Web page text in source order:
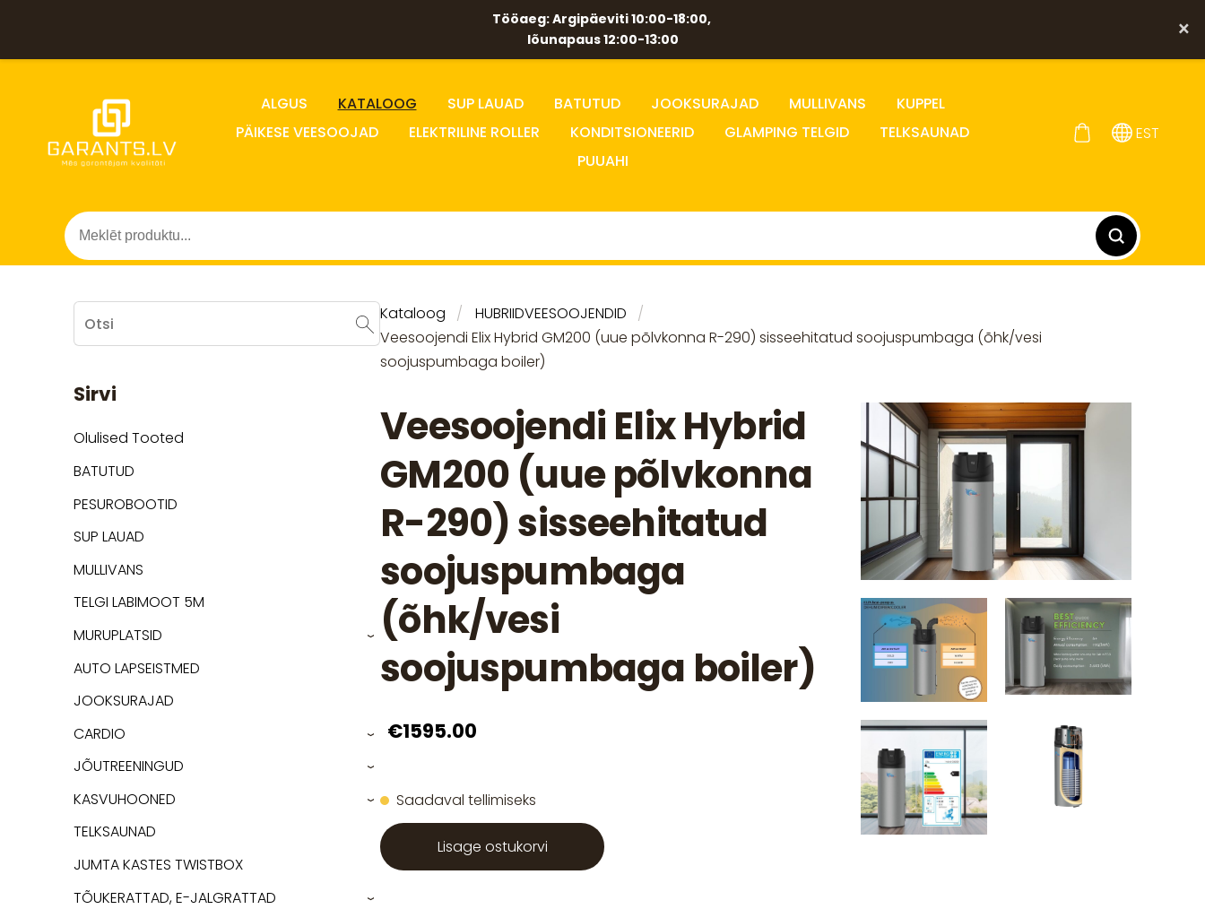
Tööaeg: Argipäeviti 10:00-18:00,
lõunapaus 12:00-13:00
×
ALGUS KATALOOG SUP LAUAD BATUTUD JOOKSURAJAD MULLIVANS
KUPPEL
PÄIKESE VEESOOJAD
ELEKTRILINE ROLLER KONDITSIONEERID GLAMPING TELGID
TELKSAUNAD
PUUAHI
EST
Sirvi
Olulised Tooted
BATUTUD
PESUROBOOTID
SUP LAUAD
MULLIVANS
TELGI LABIMOOT 5M
MURUPLATSID
›
AUTO LAPSEISTMED
JOOKSURAJAD
CARDIO
›
JÕUTREENINGUD ›
KASVUHOONED ›
TELKSAUNAD
JUMTA KASTES TWISTBOX
TÕUKERATTAD, E-JALGRATTAD
›
Kataloog
HUBRIIDVEESOOJENDID
Veesoojendi Elix Hybrid GM200 (uue põlvkonna R-290) sisseehitatud soojuspumbaga (õhk/vesi
soojuspumbaga boiler)
Veesoojendi Elix Hybrid
GM200 (uue põlvkonna
R-290) sisseehitatud
soojuspumbaga
(õhk/vesi
soojuspumbaga boiler)
€1595.00
Saadaval tellimiseks
Lisage ostukorvi